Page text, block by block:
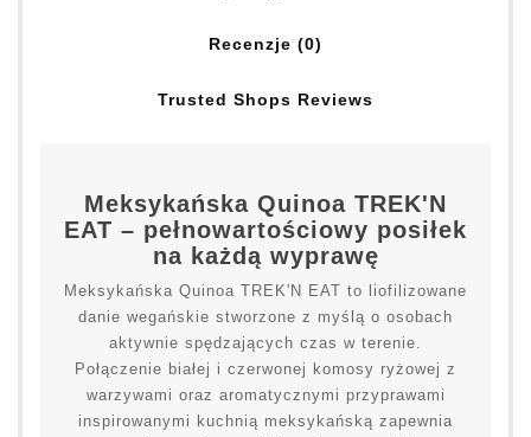
Recenzje (0)
Trusted Shops Reviews
Meksykańska Quinoa TREK'N
EAT – pełnowartościowy posiłek
na każdą wyprawę
Meksykańska Quinoa TREK'N EAT to liofilizowane
danie wegańskie stworzone z myślą o osobach
aktywnie spędzających czas w terenie.
Połączenie białej i czerwonej komosy ryżowej z
warzywami oraz aromatycznymi przyprawami
inspirowanymi kuchnią meksykańską zapewnia